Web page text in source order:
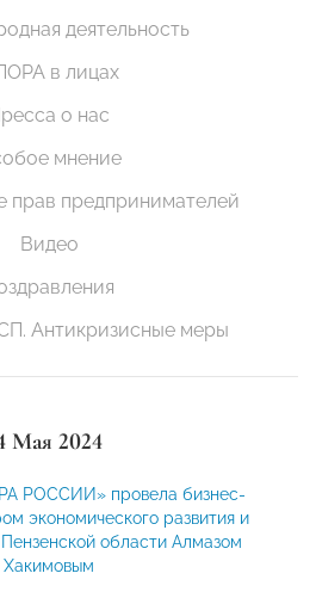
деятельность
в лицах
о нас
мнение
прав предпринимателей
Видео
Антикризисные меры
Мая 2024
РОССИИ» провела бизнес-
экономического развития и
области Алмазом
Хакимовым